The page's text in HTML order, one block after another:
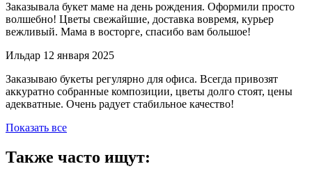
Заказывала букет маме на день рождения. Оформили просто
волшебно! Цветы свежайшие, доставка вовремя, курьер
вежливый. Мама в восторге, спасибо вам большое!
Ильдар 12 января 2025
Заказываю букеты регулярно для офиса. Всегда привозят
аккуратно собранные композиции, цветы долго стоят, цены
адекватные. Очень радует стабильное качество!
Показать все
Также часто ищут: